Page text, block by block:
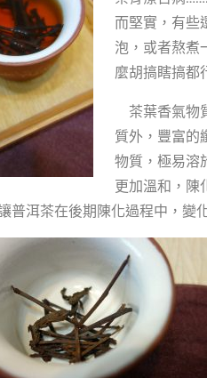
o
而堅實，有些
泡，或者熬煮
麼胡搞瞎搞都
茶葉香氣物
質外，豐富的
物質，極易溶
更加溫和，陳
普洱茶在後期陳化過程中，變